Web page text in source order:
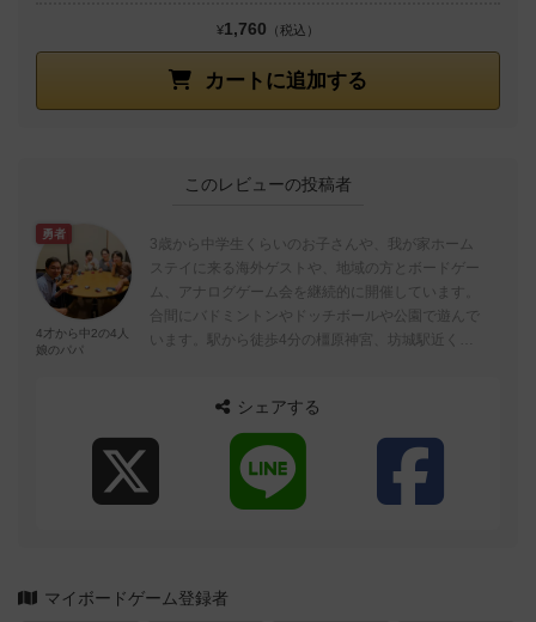
カートに追加する
¥1,760 （税込）
このレビューの投稿者
勇者
4才から中2の4人
娘のパパ
3歳から中学生くらいのお子さんや、我が家ホーム
ステイに来る海外ゲストや、地域の方とボードゲー
ム、アナログゲーム会を継続的に開催しています。
合間にバドミントンやドッチボールや公園で遊んで
います。駅から徒歩4分の橿原神宮、坊城駅近くに
シェアする
マイボードゲーム登録者